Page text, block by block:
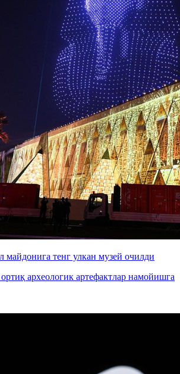
майдонига тенг улкан музей очилди
археологик артефактлар намойишга